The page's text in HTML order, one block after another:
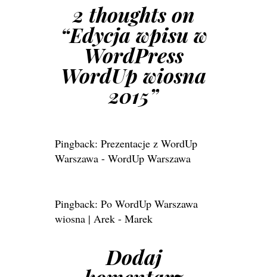
2 thoughts on
“Edycja wpisu w
WordPress
WordUp wiosna
2015”
Pingback: Prezentacje z WordUp
Warszawa - WordUp Warszawa
Pingback: Po WordUp Warszawa
wiosna | Arek - Marek
Dodaj